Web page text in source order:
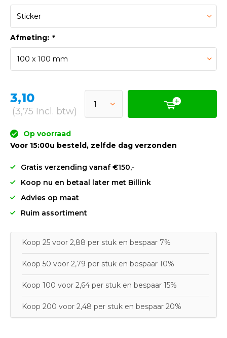
Afmeting: *
3,10
(3,75 Incl. btw)
Op voorraad
Voor 15:00u besteld, zelfde dag verzonden
Gratis verzending vanaf €150,-
Koop nu en betaal later met Billink
Advies op maat
Ruim assortiment
Koop 25 voor 2,88 per stuk en bespaar 7%
Koop 50 voor 2,79 per stuk en bespaar 10%
Koop 100 voor 2,64 per stuk en bespaar 15%
Koop 200 voor 2,48 per stuk en bespaar 20%